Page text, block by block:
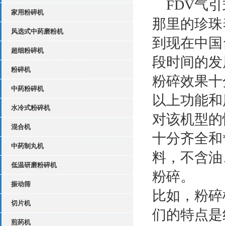
家用粉碎机
风选式中药磨粉机
超细粉碎机
粉碎机
中药粉碎机
水冷式粉碎机
混合机
中药制丸机
低温研磨粉碎机
振动筛
切片机
煎药机
FDV气引
那里的珍
到现在中
段时间的
粉碎效果
以上功能
对该机型
十分齐全
料，不含
粉碎。
比如，粉
们的特点